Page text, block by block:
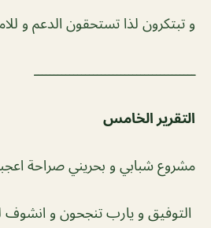
و تبتكرون لذا تستحقون الدعم و
ـــــــــــــــــــــــــــــــــــــــــ
التقرير الخامس
مشروع شبابي و بحريني صراحة
التوفيق و يارب تنجحون و انشوف